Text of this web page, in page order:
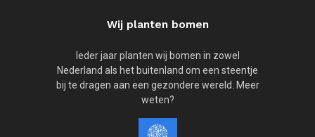
Wij planten bomen
Ieder jaar planten wij bomen in zowel
Nederland als het buitenland om een steentje
bij te dragen aan een gezondere wereld. Meer
weten?